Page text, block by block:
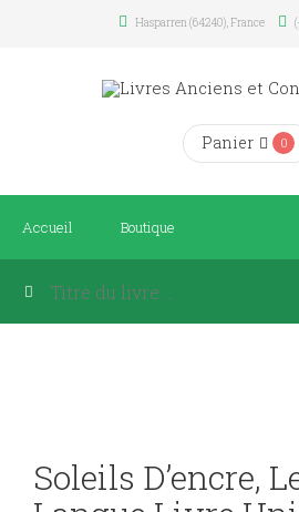
Hasparren (64240), France
Panier 0
Accueil Boutique
Soleils D’encre,